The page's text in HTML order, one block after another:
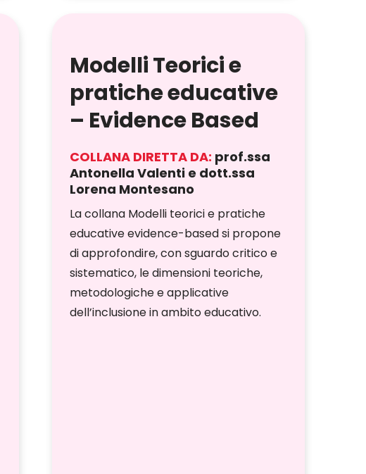
Modelli Teorici e
pratiche educative
– Evidence Based
COLLANA DIRETTA DA: prof.ssa
Antonella Valenti e dott.ssa
Lorena Montesano
La collana Modelli teorici e pratiche
educative evidence-based si propone
di approfondire, con sguardo critico e
sistematico, le dimensioni teoriche,
metodologiche e applicative
dell’inclusione in ambito educativo.